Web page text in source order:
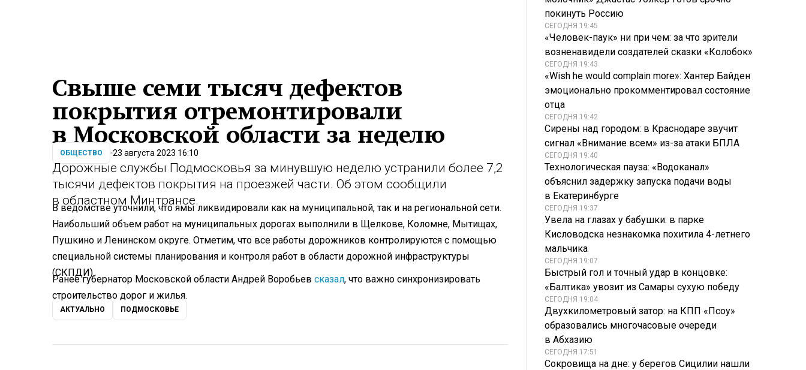
Свыше семи тысяч дефектов
покрытия отремонтировали
в Московской области за неделю
ОБЩЕСТВО 23 августа 2023 16:10
Дорожные службы Подмосковья за минувшую неделю устранили более 7,2
тысячи дефектов покрытия на проезжей части. Об этом сообщили
в областном Минтрансе.
В ведомстве уточнили, что ямы ликвидировали как на муниципальной, так и на региональной сети.
Наибольший объем работ на муниципальных дорогах выполнили в Щелкове, Коломне, Мытищах,
Пушкино и Ленинском округе. Отметим, что все работы дорожников контролируются с помощью
специальной системы планирования и контроля работ в области дорожной инфраструктуры
(СКПДИ).
Ранее губернатор Московской области Андрей Воробьев сказал, что важно синхронизировать
строительство дорог и жилья.
АКТУАЛЬНО ПОДМОСКОВЬЕ
покинуть Россию
СЕГОДНЯ 19:45
«Человек-паук» ни при чем: за что зрители
возненавидели создателей сказки «Колобок»
СЕГОДНЯ 19:43
«Wish he would complain more»: Хантер Байден
эмоционально прокомментировал состояние
отца
СЕГОДНЯ 19:42
Сирены над городом: в Краснодаре звучит
сигнал «Внимание всем» из-за атаки БПЛА
СЕГОДНЯ 19:40
Технологическая пауза: «Водоканал»
объяснил задержку запуска подачи воды
в Екатеринбурге
СЕГОДНЯ 19:37
Увела на глазах у бабушки: в парке
Кисловодска незнакомка похитила 4-летнего
мальчика
СЕГОДНЯ 19:07
Быстрый гол и точный удар в концовке:
«Балтика» увозит из Самары сухую победу
СЕГОДНЯ 19:04
Двухкилометровый затор: на КПП «Псоу»
образовались многочасовые очереди
в Абхазию
СЕГОДНЯ 17:51
Сокровища на дне: у берегов Сицилии нашли